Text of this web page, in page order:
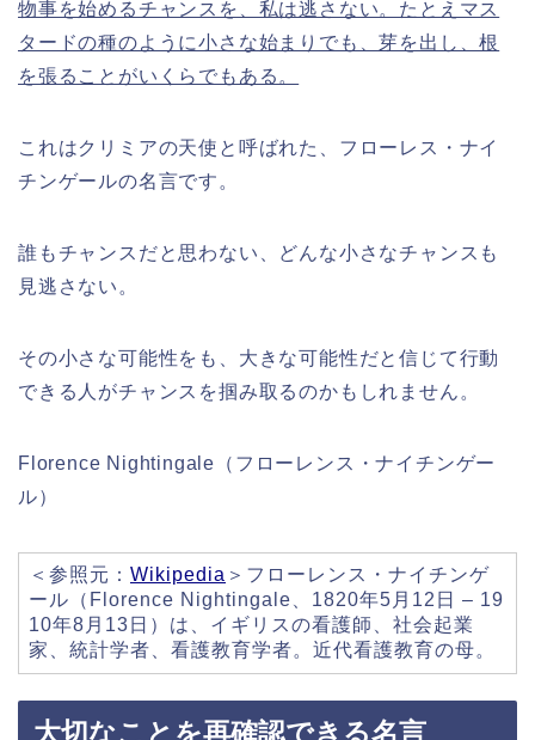
物事を始めるチャンスを、私は逃さない。たとえマス
タードの種のように小さな始まりでも、芽を出し、根
を張ることがいくらでもある。
これはクリミアの天使と呼ばれた、フローレス・ナイ
チンゲールの名言です。
誰もチャンスだと思わない、どんな小さなチャンスも
見逃さない。
その小さな可能性をも、大きな可能性だと信じて行動
できる人がチャンスを掴み取るのかもしれません。
Florence Nightingale（フローレンス・ナイチンゲー
ル）
＜参照元： Wikipedia ＞フローレンス・ナイチンゲ
ール（Florence Nightingale、1820年5月12日 – 19
10年8月13日）は、イギリスの看護師、社会起業
家、統計学者、看護教育学者。近代看護教育の母。
大切なことを再確認できる名言